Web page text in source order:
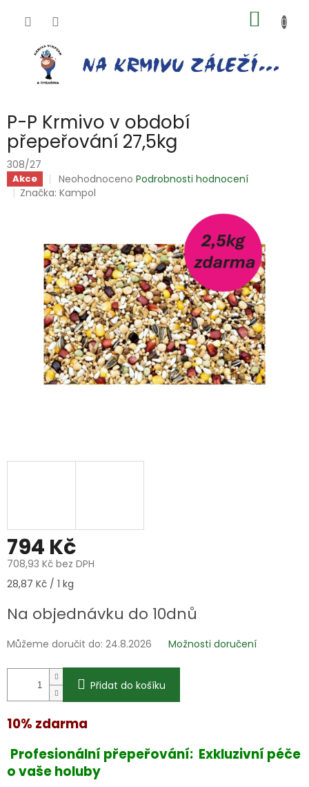
KOŠÍK
P-P Krmivo v období
přepeřování 27,5kg
308/27
Akce
Průměrné
hodnocení
z
5
hvězdiček.
Neohodnoceno Podrobnosti hodnocení
Značka:Kampol
794 Kč
708,93 Kč bez DPH
Měrná
28,87 Kč / 1 kg
Na objednávku do 10dnů
Můžeme doručit do: 24.8.2026 Možnosti doručení
Přidat do košíku
10% zdarma
Profesionální přepeřování: Exkluzivní péče
o vaše holuby